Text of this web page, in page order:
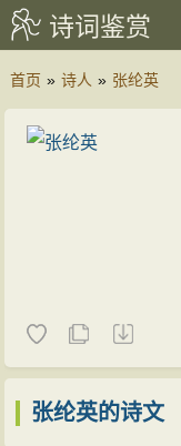
诗词鉴赏
首页 » 诗人 » 张纶英
张纶英的诗文